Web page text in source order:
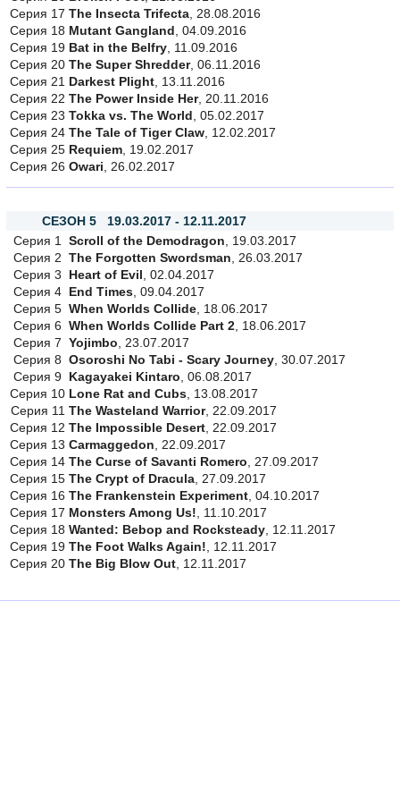
Серия 17 The Insecta Trifecta , 28.08.2016
Серия 18 Mutant Gangland , 04.09.2016
Серия 19 Bat in the Belfry , 11.09.2016
Серия 20 The Super Shredder, 06.11.2016
Серия 21 Darkest Plight , 13.11.2016
Серия 22 The Power Inside Her, 20.11.2016
Серия 23 Tokka vs. The World , 05.02.2017
Серия 24 The Tale of Tiger Claw , 12.02.2017
Серия 25 Requiem , 19.02.2017
Серия 26 Owari , 26.02.2017
СЕЗОН 5 19.03.2017 - 12.11.2017
Серия 1
Scroll of the Demodragon , 19.03.2017
Серия 2 The Forgotten Swordsman , 26.03.2017
Серия 3
Heart of Evil , 02.04.2017
Серия 4 End Times , 09.04.2017
Серия 5 When Worlds Collide , 18.06.2017
Серия 6 When Worlds Collide Part 2 , 18.06.2017
Серия 7 Yojimbo , 23.07.2017
Серия 8 Osoroshi No Tabi - Scary Journey , 30.07.2017
Серия 9 Kagayakei Kintaro , 06.08.2017
Серия 10 Lone Rat and Cubs , 13.08.2017
Серия 11 The Wasteland Warrior, 22.09.2017
Серия 12 The Impossible Desert , 22.09.2017
Серия 13 Carmaggedon , 22.09.2017
Серия 14 The Curse of Savanti Romero , 27.09.2017
Серия 15 The Crypt of Dracula , 27.09.2017
Серия 16 The Frankenstein Experiment , 04.10.2017
Серия 17 Monsters Among Us! , 11.10.2017
Серия 18 Wanted: Bebop and Rocksteady , 12.11.2017
Серия 19 The Foot Walks Again! , 12.11.2017
Серия 20 The Big Blow Out , 12.11.2017